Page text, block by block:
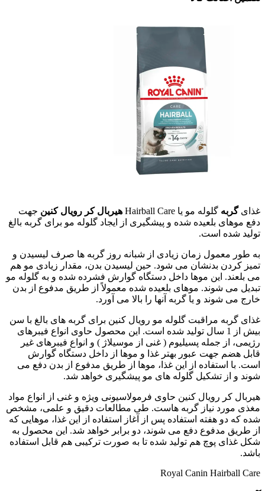
غذایگربه گلوله مو یا Hairball Care هیربال کر رویال کنین جهت
دفع موهای بلعیده شده و پیشگیری از ایجاد گلوله مو برای گربه بالغ
تولید شده است.
به طور معمول زمان زیادی از شبانه روز گربه ها صرف لیسیدن و
تمیز کردن بدنشان می شود. حین لیسیدن بدن، مقدار زیادی مو هم
می بلعند. این موها داخل دستگاه گوارش فشرده شده و به گلوله مو
تبدیل می شوند. موهای بلعیده شده معمولاً از طریق مدفوع از بدن
خارج می شوند و یا گربه آنها را بالا می آورد.
غذای گربه مراقبت گلوله مو رویال کنین برای گربه های بالغ با سن
بیش از 1 سال تولید شده است. این محصول حاوی انواع فیبرهای
رژیمی، از جمله پسیلیوم ( غنی از موسیلاژ ) و انواع فیبرهای غیر
قابل هضم جهت عبور بهتر غذا و موها از داخل دستگاه گوارش
است. با استفاده از این غذا، موها از طریق مدفوع از بدن دفع می
شوند و از تشکیل گلوله های مو پیشگیری خواهد شد.
هیربال کر رویال کنین حاوی فرمولاسیونی ویژه و غنی از انواع مواد
مغذی مورد نیاز گربه هاست. طی مطالعات دقیق و علمی، مشخص
شده که دو هفته استفاده پس از آغاز استفاده از این غذا، موهایی که
از طریق مدفوع دفع می شوند، دو برابر خواهد شد. این محصول به
شکل غذای پوچ هم تولید شده تا به صورت ترکیبی هم قابل استفاده
باشد.
Royal Canin Hairball Care